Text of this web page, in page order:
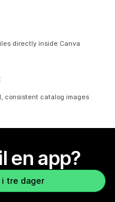
directly inside Canva
consistent catalog images
en app?
i tre dager